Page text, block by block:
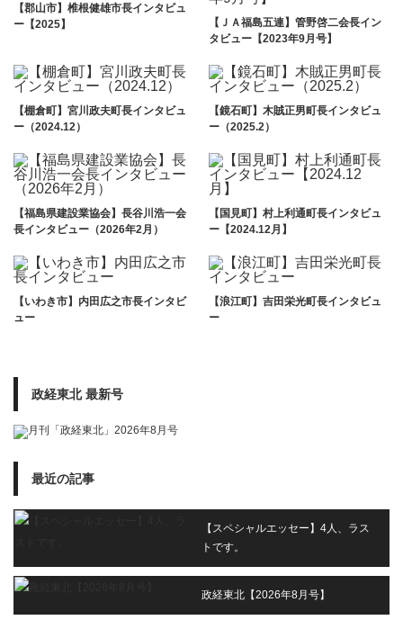
【郡山市】椎根健雄市長インタビュ
ー【2025】
【ＪＡ福島五連】管野啓二会長イン
タビュー【2023年9月号】
【棚倉町】宮川政夫町長インタビュ
ー（2024.12）
【鏡石町】木賊正男町長インタビュ
ー（2025.2）
【福島県建設業協会】長谷川浩一会
長インタビュー（2026年2月）
【国見町】村上利通町長インタビュ
ー【2024.12月】
【いわき市】内田広之市長インタビ
ュー
【浪江町】吉田栄光町長インタビュ
ー
政経東北 最新号
最近の記事
【スペシャルエッセー】4人、ラス
トです。
政経東北【2026年8月号】